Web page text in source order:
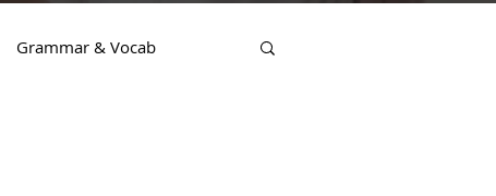
Grammar & Vocab